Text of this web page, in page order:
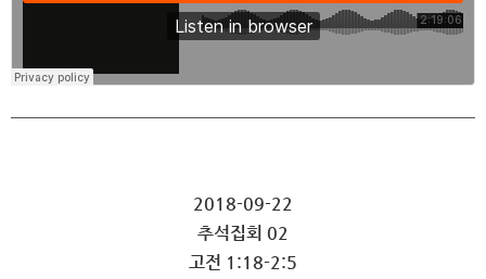
2018-09-22
추석집회 02
고전 1:18-2:5